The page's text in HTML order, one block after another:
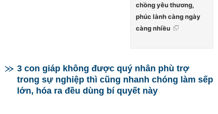
chồng yêu thương,
phúc lành càng ngày
càng nhiều
3 con giáp không được quý nhân phù trợ
trong sự nghiệp thì cũng nhanh chóng làm sếp
lớn, hóa ra đều dùng bí quyết này